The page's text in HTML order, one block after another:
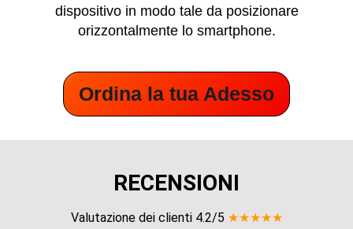
dispositivo in modo tale da posizionare
orizzontalmente lo smartphone.
Ordina la tua Adesso
RECENSIONI
Valutazione dei clienti 4.2/5 ★★★★★